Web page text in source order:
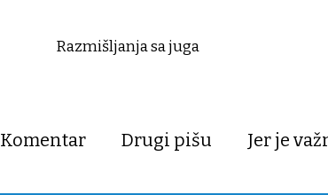
Razmišljanja sa juga
Komentar Drugi pišu Jer je